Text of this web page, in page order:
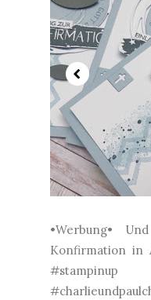
•Werbung•
Konfirmation in